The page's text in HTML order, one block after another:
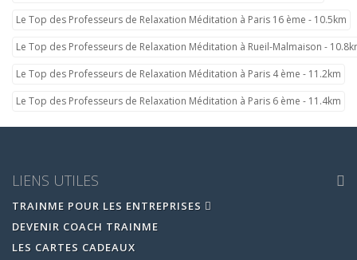
Le Top des Professeurs de Relaxation Méditation à Paris 16 ème - 10.5km
Le Top des Professeurs de Relaxation Méditation à Rueil-Malmaison -
Le Top des Professeurs de Relaxation Méditation à Paris 4 ème - 11.2km
Le Top des Professeurs de Relaxation Méditation à Paris 6 ème - 11.4km
LIENS UTILES
TRAINME POUR LES ENTREPRISES
DEVENIR COACH TRAINME
LES CARTES CADEAUX